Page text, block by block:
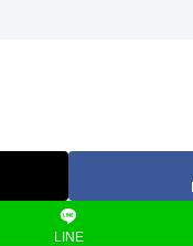
LINE